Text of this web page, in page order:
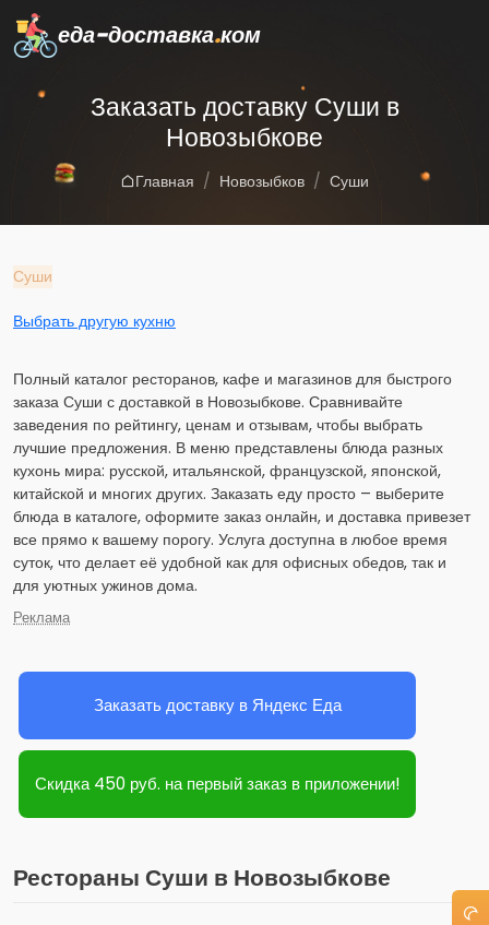
еда-доставка.ком
Заказать доставку Суши в
Новозыбкове
Главная Новозыбков Суши
Суши
Выбрать другую кухню
Полный каталог ресторанов, кафе и магазинов для быстрого
заказа Суши с доставкой в Новозыбкове. Сравнивайте
заведения по рейтингу, ценам и отзывам, чтобы выбрать
лучшие предложения. В меню представлены блюда разных
кухонь мира: русской, итальянской, французской, японской,
китайской и многих других. Заказать еду просто – выберите
блюда в каталоге, оформите заказ онлайн, и доставка привезет
все прямо к вашему порогу. Услуга доступна в любое время
суток, что делает её удобной как для офисных обедов, так и
для уютных ужинов дома.
Реклама
Заказать доставку в Яндекс Еда
Скидка 450 руб. на первый заказ в приложении!
Рестораны Суши в Новозыбкове